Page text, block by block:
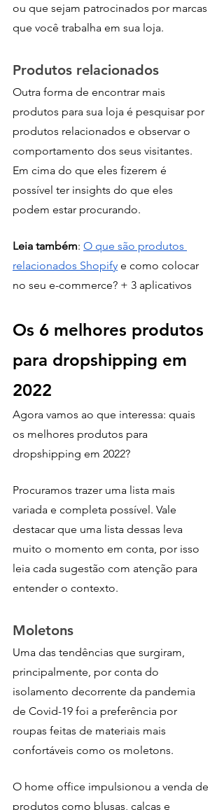
ou que sejam patrocinados por marcas
que você trabalha em sua loja.
Produtos relacionados
Outra forma de encontrar mais
produtos para sua loja é pesquisar por
produtos relacionados e observar o
comportamento dos seus visitantes.
Em cima do que eles fizerem é
possível ter insights do que eles
podem estar procurando.
Leia também: O que são produtos
relacionados Shopify e como colocar
no seu e-commerce? + 3 aplicativos
Os 6 melhores produtos
para dropshipping em
2022
Agora vamos ao que interessa: quais
os melhores produtos para
dropshipping em 2022?
Procuramos trazer uma lista mais
variada e completa possível. Vale
destacar que uma lista dessas leva
muito o momento em conta, por isso
leia cada sugestão com atenção para
entender o contexto.
Moletons
Uma das tendências que surgiram,
principalmente, por conta do
isolamento decorrente da pandemia
de Covid-19 foi a preferência por
roupas feitas de materiais mais
confortáveis como os moletons.
O home office impulsionou a venda de
produtos como blusas, calças e